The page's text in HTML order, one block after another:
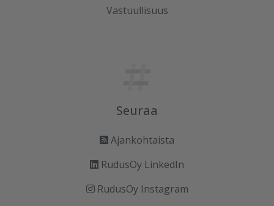
Vastuullisuus
Seuraa
Ajankohtaista
RudusOy LinkedIn
RudusOy Instagram